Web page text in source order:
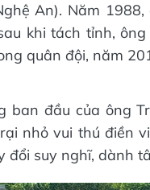
An). Năm
khi tách tỉnh,
quân đội, năm
ban đầu của ông
nhỏ vui thú điền
đổi suy nghĩ, dành